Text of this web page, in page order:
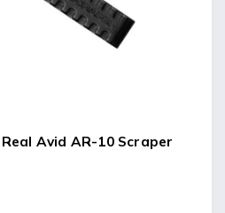
Avid AR-10 Scraper